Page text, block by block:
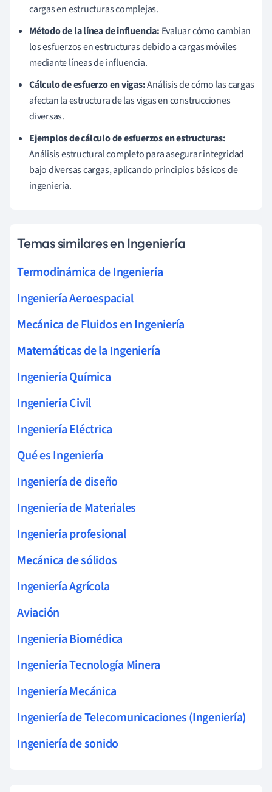
cargas en estructuras complejas.
Método de la línea de influencia: Evaluar cómo cambian
los esfuerzos en estructuras debido a cargas móviles
mediante líneas de influencia.
Cálculo de esfuerzo en vigas:Análisis de cómo las cargas
afectan la estructura de las vigas en construcciones
diversas.
Ejemplos de cálculo de esfuerzos en estructuras:
Análisis estructural completo para asegurar integridad
bajo diversas cargas, aplicando principios básicos de
ingeniería.
Temas similares en Ingeniería
Termodinámica de Ingeniería
Ingeniería Aeroespacial
Mecánica de Fluidos en Ingeniería
Matemáticas de la Ingeniería
Ingeniería Química
Ingeniería Civil
Ingeniería Eléctrica
Qué es Ingeniería
Ingeniería de diseño
Ingeniería de Materiales
Ingeniería profesional
Mecánica de sólidos
Ingeniería Agrícola
Aviación
Ingeniería Biomédica
Ingeniería Tecnología Minera
Ingeniería Mecánica
Ingeniería de Telecomunicaciones (Ingeniería)
Ingeniería de sonido